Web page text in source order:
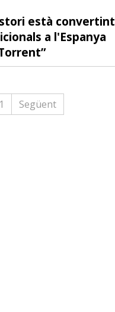
està convertint
a l'Espanya
Següent